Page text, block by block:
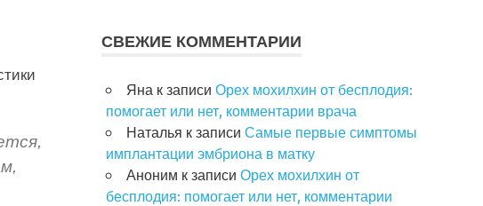
СВЕЖИЕ КОММЕНТАРИИ
Яна к записи Орех мохилхин от бесплодия:
помогает или нет, комментарии врача
Наталья к записи Самые первые симптомы
имплантации эмбриона в матку
Аноним к записи Орех мохилхин от
бесплодия: помогает или нет, комментарии